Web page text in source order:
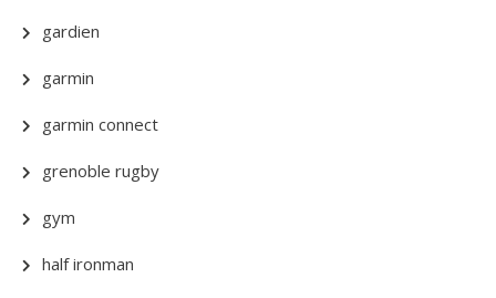
gardien
garmin
garmin connect
grenoble rugby
gym
half ironman